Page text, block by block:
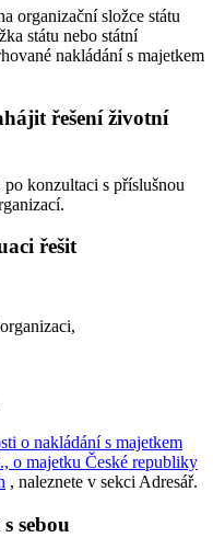
organizační složce státu
státu nebo státní
nakládání s majetkem
řešení životní
po konzultaci s příslušnou
řešit
o nakládání s majetkem
o majetku České republiky
, naleznete v sekci Adresář.
sebou